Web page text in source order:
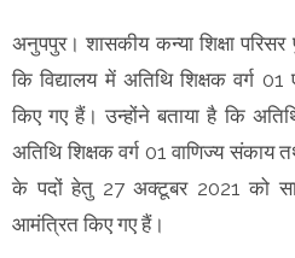
अनुपपुर। शासकीय कन्या शिक्षा परिसर
कि विद्यालय में अतिथि शिक्षक वर्ग
किए गए हैं। उन्होंने बताया है कि
अतिथि शिक्षक वर्ग 01 वाणिज्य संकाय
के पदों हेतु 27 अक्टूबर 2021 को
आमंत्रित किए गए हैं।